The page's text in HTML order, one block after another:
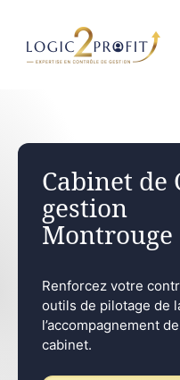
contenu
Cabinet de
gestion
Montrouge
Renforcez votre
outils de pilotage de
l’accompagnement
cabinet.